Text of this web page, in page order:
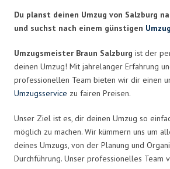
Du planst deinen Umzug von Salzburg
und suchst nach einem günstigen
Umzugsmeister Braun Salzburg ist der
deinen Umzug! Mit jahrelanger Erfahrung
professionellen Team bieten wir dir einen
Umzugsservice zu fairen Preisen.
Unser Ziel ist es, dir deinen Umzug so
möglich zu machen. Wir kümmern uns um
deines Umzugs, von der Planung und
Durchführung. Unser professionelles Team